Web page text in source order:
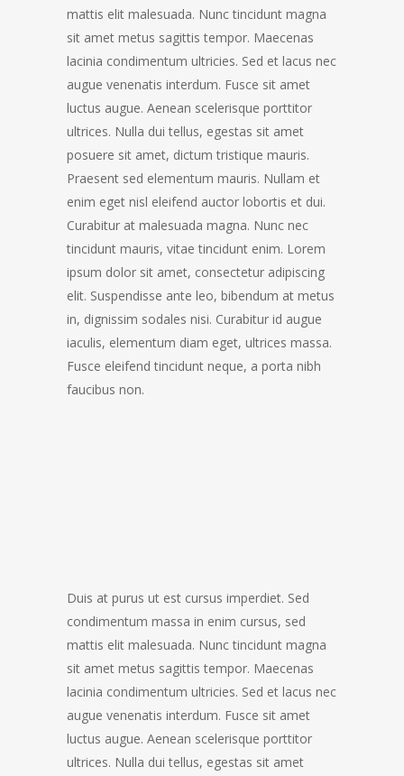
mattis elit malesuada. Nunc tincidunt magna
sit amet metus sagittis tempor. Maecenas
lacinia condimentum ultricies. Sed et lacus nec
augue venenatis interdum. Fusce sit amet
luctus augue. Aenean scelerisque porttitor
ultrices. Nulla dui tellus, egestas sit amet
posuere sit amet, dictum tristique mauris.
Praesent sed elementum mauris. Nullam et
enim eget nisl eleifend auctor lobortis et dui.
Curabitur at malesuada magna. Nunc nec
tincidunt mauris, vitae tincidunt enim. Lorem
ipsum dolor sit amet, consectetur adipiscing
elit. Suspendisse ante leo, bibendum at metus
in, dignissim sodales nisi. Curabitur id augue
iaculis, elementum diam eget, ultrices massa.
Fusce eleifend tincidunt neque, a porta nibh
faucibus non.
Duis at purus ut est cursus imperdiet. Sed
condimentum massa in enim cursus, sed
mattis elit malesuada. Nunc tincidunt magna
sit amet metus sagittis tempor. Maecenas
lacinia condimentum ultricies. Sed et lacus nec
augue venenatis interdum. Fusce sit amet
luctus augue. Aenean scelerisque porttitor
ultrices. Nulla dui tellus, egestas sit amet